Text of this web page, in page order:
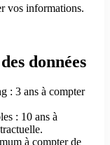
vos informations.
données
: 3 ans à compter
: 10 ans à
à compter de